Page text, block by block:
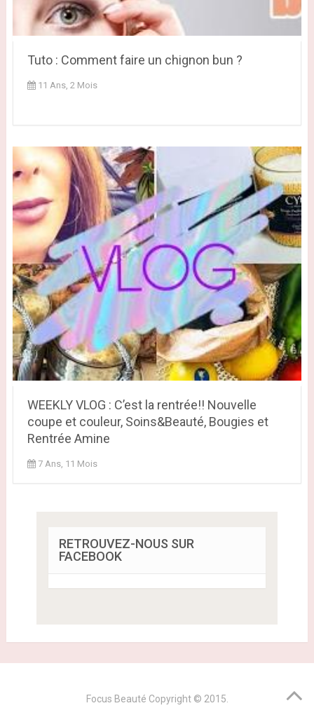
Tuto : Comment faire un chignon bun ?
11 Ans, 2 Mois
WEEKLY VLOG : C’est la rentrée!! Nouvelle
coupe et couleur, Soins&Beauté, Bougies et
Rentrée Amine
7 Ans, 11 Mois
RETROUVEZ-NOUS SUR
FACEBOOK
Focus Beauté Copyright © 2015.